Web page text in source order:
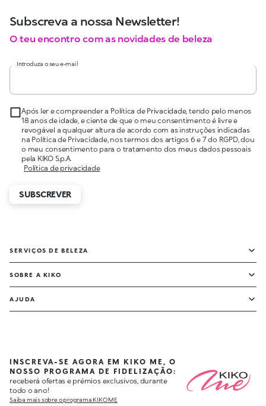
Subscreva a nossa Newsletter!
O teu encontro com as novidades de beleza
Introduza o seu e-mail
Após ler e compreender a Política de Privacidade, tendo pelo menos
18 anos de idade, e ciente de que o meu consentimento é livre e
revogável a qualquer altura de acordo com as instruções indicadas
na Política de Privacidade, nos termos dos artigos 6 e 7 do RGPD, dou
o meu consentimento para o tratamento dos meus dados pessoais
pela KIKO S.p.A.
Política de privacidade
SUBSCREVER
SERVIÇOS DE BELEZA
SOBRE A KIKO
AJUDA
INSCREVA-SE AGORA EM KIKO ME, O
NOSSO PROGRAMA DE FIDELIZAÇÃO:
receberá ofertas e prémios exclusivos, durante
todo o ano!
Saiba mais sobre o programa KIKO ME